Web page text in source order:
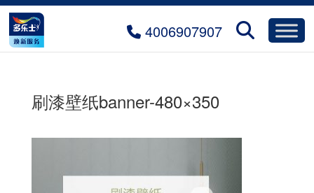
4006907907
刷漆壁纸banner-480×350